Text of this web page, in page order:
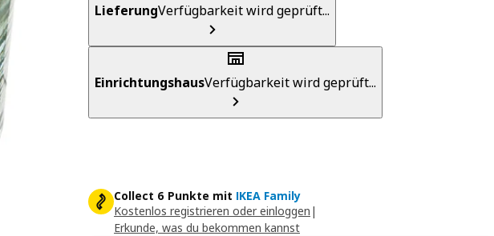
LieferungVerfügbarkeit wird geprüft...
EinrichtungshausVerfügbarkeit wird geprüft...
Collect 6 Punkte mit IKEA Family
Kostenlos registrieren oder einloggen |
Erkunde, was du bekommen kannst